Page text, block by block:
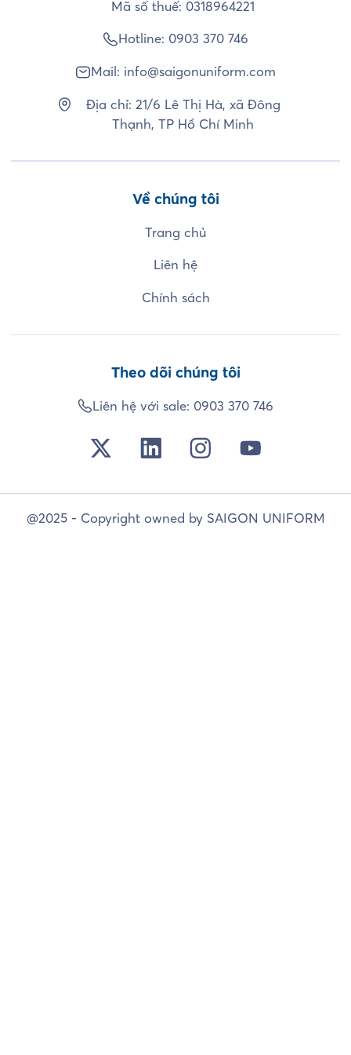
Mã số thuế: 0318964221
Hotline: 0903 370 746
Mail: info@saigonuniform.com
Địa chỉ: 21/6 Lê Thị Hà, xã Đông
Thạnh, TP Hồ Chí Minh
Về chúng tôi
Trang chủ
Liên hệ
Chính sách
Theo dõi chúng tôi
Liên hệ với sale: 0903 370 746
@2025 - Copyright owned by SAIGON UNIFORM